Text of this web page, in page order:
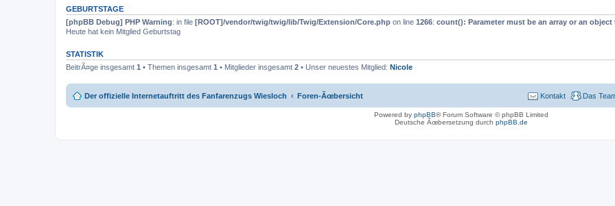
GEBURTSTAGE
[phpBB Debug] PHP Warning: in file [ROOT]/vendor/twig/twig/lib/Twig/Extension/Core.php on line 1266: count(): Parameter must be an array or an
Heute hat kein Mitglied Geburtstag
STATISTIK
BeitrÃ¤ge insgesamt 1 • Themen insgesamt 1 • Mitglieder insgesamt 2 • Unser neuestes Mitglied: Nicole
Der offizielle Internetauftritt des Fanfarenzugs Wiesloch Foren-Ãœbersicht Das
Kontakt
Powered by phpBB® Forum Software © phpBB Limited
Deutsche Ãœbersetzung durch phpBB.de